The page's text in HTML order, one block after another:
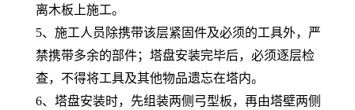
离木板上施工。
5、施工人员除携带该层紧固件及必须的工具外，严
禁携带多余的部件；塔盘安装完毕后，必须逐层检
查，不得将工具及其他物品遗忘在塔内。
6、塔盘安装时，先组装两侧弓型板，再由塔壁两侧